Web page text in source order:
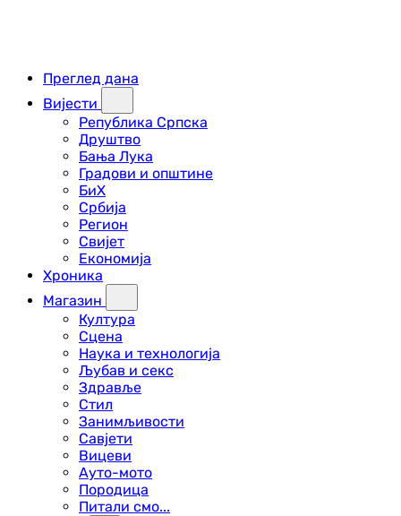
Преглед дана
Вијести
Република Српска
Друштво
Бања Лука
Градови и општине
БиХ
Србија
Регион
Свијет
Економија
Хроника
Магазин
Култура
Сцена
Наука и технологија
Љубав и секс
Здравље
Стил
Занимљивости
Савјети
Вицеви
Ауто-мото
Породица
Питали смо...